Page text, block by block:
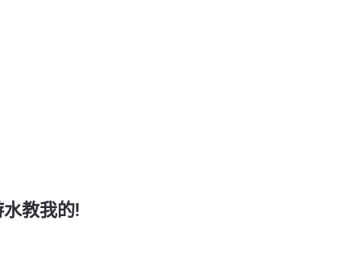
教我的!